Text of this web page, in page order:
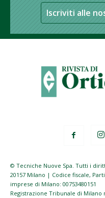
Iscriviti alle
© Tecniche Nuove Spa. Tutti i
20157 Milano | Codice fiscale,
imprese di Milano: 00753480151
Registrazione Tribunale di Milano